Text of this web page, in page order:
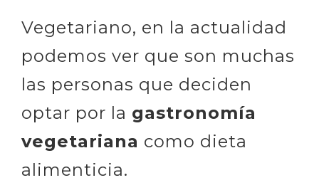
Vegetariano, en la actualidad
podemos ver que son muchas
las personas que deciden
optar por la gastronomía
vegetariana como dieta
alimenticia.